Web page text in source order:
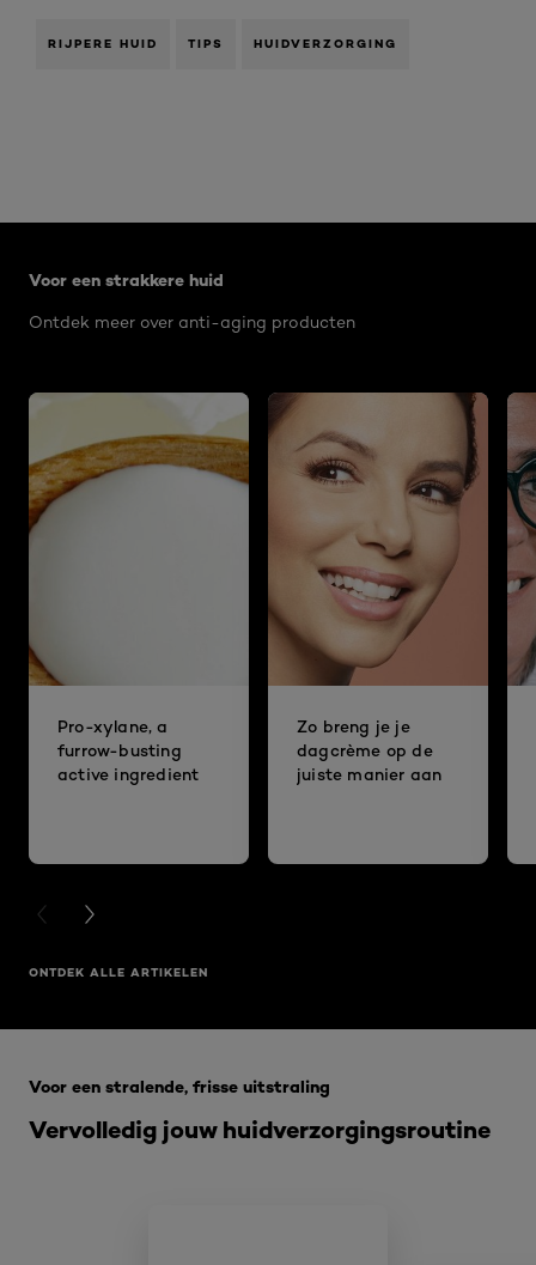
RIJPERE HUID TIPS HUIDVERZORGING
Voor een strakkere huid
Ontdek meer over anti-aging producten
Pro-xylane, a
furrow-busting
active ingredient
Zo breng je je
dagcrème op de
juiste manier aan
PREVIOUS CARD
NEXT CARD
ONTDEK ALLE ARTIKELEN
Vervolledig jouw huidverzorgingsroutine
Voor een stralende, frisse uitstraling